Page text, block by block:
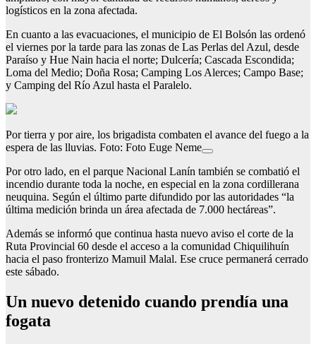
logísticos en la zona afectada.
En cuanto a las evacuaciones, el municipio de El Bolsón las ordenó
el viernes por la tarde para las zonas de Las Perlas del Azul, desde
Paraíso y Hue Nain hacia el norte; Dulcería; Cascada Escondida;
Loma del Medio; Doña Rosa; Camping Los Alerces; Campo Base;
y Camping del Río Azul hasta el Paralelo.
Por tierra y por aire, los brigadista combaten el avance del fuego a la
espera de las lluvias. Foto: Foto Euge Neme
Por otro lado, en el parque Nacional Lanín también se combatió el
incendio durante toda la noche, en especial en la zona cordillerana
neuquina. Según el último parte difundido por las autoridades “la
última medición brinda un área afectada de 7.000 hectáreas”.
Además se informó que continua hasta nuevo aviso el corte de la
Ruta Provincial 60 desde el acceso a la comunidad Chiquilihuín
hacia el paso fronterizo Mamuil Malal. Ese cruce permanerá cerrado
este sábado.
Un nuevo detenido cuando prendía una
fogata